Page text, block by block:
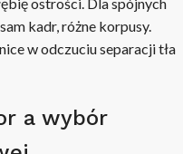
kadr, różne korpusy.
w odczuciu separacji tła
a wybór